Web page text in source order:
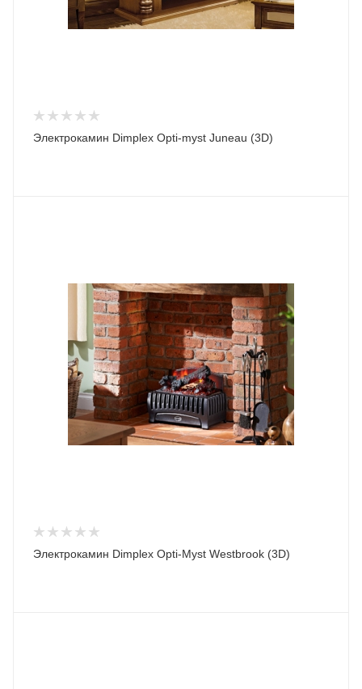
Электрокамин Dimplex Opti-myst Juneau (3D)
Электрокамин Dimplex Opti-Myst Westbrook (3D)